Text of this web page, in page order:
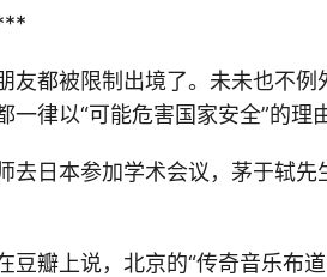
友都被限制出境了。未未也不
一律以“可能危害国家安全”的理
去日本参加学术会议，茅于轼
豆瓣上说，北京的“传奇音乐布